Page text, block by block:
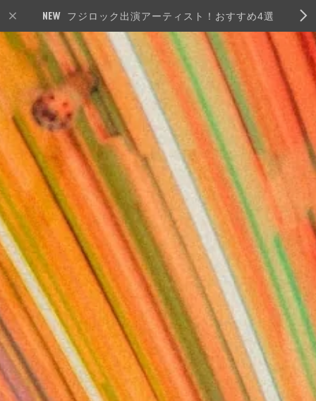
フジロック出演アーティスト！おすすめ4選